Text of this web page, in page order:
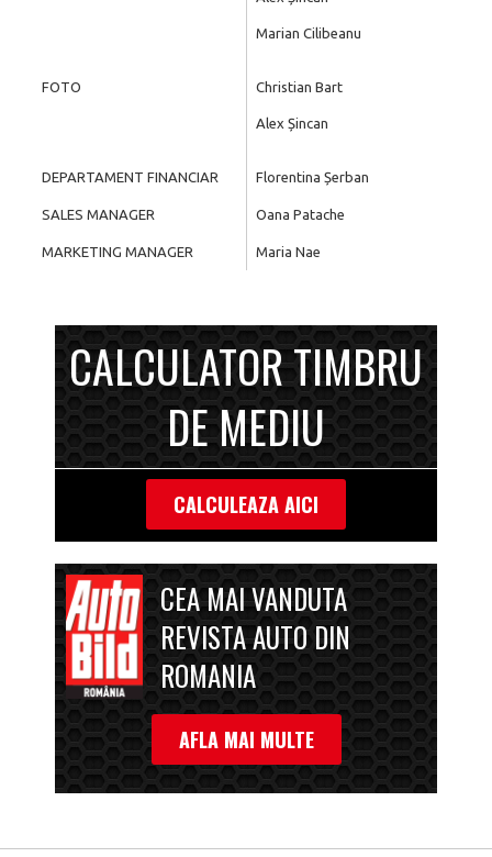
Marian Cilibeanu
FOTO Christian Bart
Alex Șincan
DEPARTAMENT FINANCIAR Florentina Șerban
SALES MANAGER Oana Patache
MARKETING MANAGER Maria Nae
CALCULATOR TIMBRU
DE MEDIU
CALCULEAZA AICI
CEA MAI VANDUTA
REVISTA AUTO DIN
ROMANIA
AFLA MAI MULTE